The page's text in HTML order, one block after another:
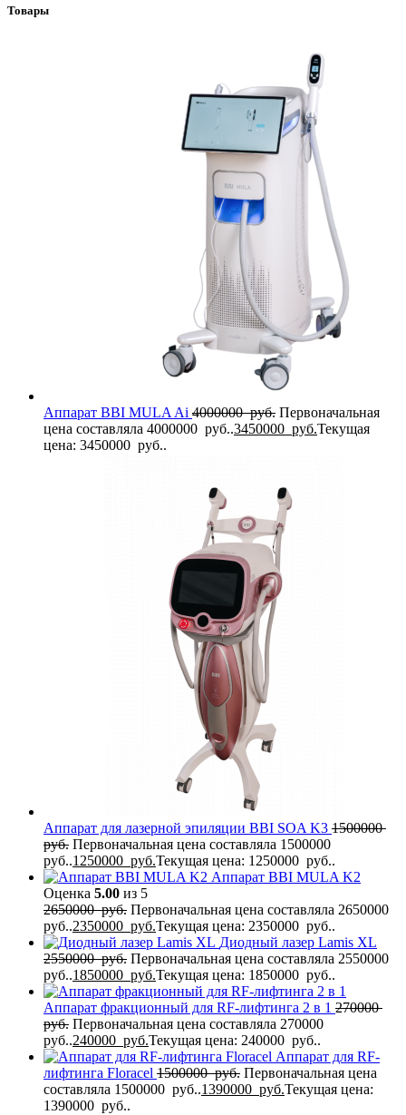
Товары
Аппарат BBI MULA Ai 4000000руб. Первоначальная
цена составляла 4000000 руб..3450000 руб.Текущая
цена: 3450000 руб..
Аппарат для лазерной эпиляции BBI SOA K3 1500000
руб. Первоначальная цена составляла 1500000
руб..1250000 руб.Текущая цена: 1250000 руб..
Аппарат BBI MULA K2
Оценка 5.00 из 5
2650000руб. Первоначальная цена составляла 2650000
руб..2350000 руб.Текущая цена: 2350000 руб..
Диодный лазер Lamis XL
2550000руб. Первоначальная цена составляла 2550000
руб..1850000 руб.Текущая цена: 1850000 руб..
Аппарат фракционный для RF-лифтинга 2 в 1 270000
руб. Первоначальная цена составляла 270000
руб..240000 руб.Текущая цена: 240000 руб..
Аппарат для RF-
лифтинга Flоrасеl 1500000руб. Первоначальная цена
составляла 1500000 руб..1390000 руб.Текущая цена:
1390000 руб..